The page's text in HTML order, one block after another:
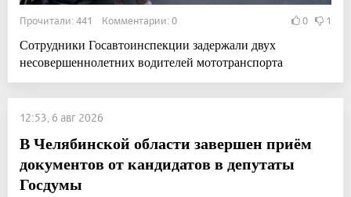
Прочитали: 441 Комментарии: 0 0 1
Сотрудники Госавтоинспекции задержали двух
несовершеннолетних водителей мототранспорта
12:53, 6 авг 2026
В Челябинской области завершен приём
документов от кандидатов в депутаты
Госдумы